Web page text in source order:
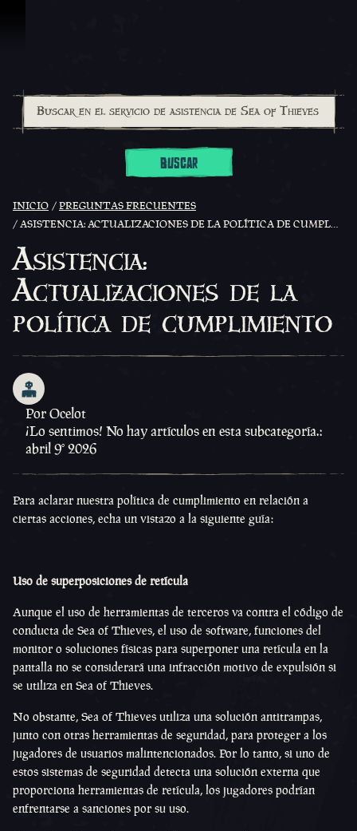
BUSCAR
INICIO
PREGUNTAS FRECUENTES
ASISTENCIA: ACTUALIZACIONES DE LA POLÍTICA DE CUMPLIMIENTO
Asistencia:
Actualizaciones de la
política de cumplimiento
Por Ocelot
¡Lo sentimos! No hay artículos en esta subcategoría.:
abril 9º 2026
Para aclarar nuestra política de cumplimiento en relación a
ciertas acciones, echa un vistazo a la siguiente guía:
Uso de superposiciones de retícula
Aunque el uso de herramientas de terceros va contra el código de
conducta de Sea of Thieves, el uso de software, funciones del
monitor o soluciones físicas para superponer una retícula en la
pantalla no se considerará una infracción motivo de expulsión si
se utiliza en Sea of Thieves.
No obstante, Sea of Thieves utiliza una solución antitrampas,
junto con otras herramientas de seguridad, para proteger a los
jugadores de usuarios malintencionados. Por lo tanto, si uno de
estos sistemas de seguridad detecta una solución externa que
proporciona herramientas de retícula, los jugadores podrían
enfrentarse a sanciones por su uso.